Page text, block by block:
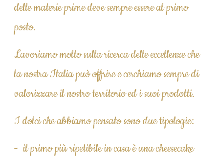
delle materie prime deve sempre essere al primo
posto.
Lavoriamo molto sulla ricerca delle eccellenze che
la nostra Italia può offrire e cerchiamo sempre di
valorizzare il nostro territorio ed i suoi prodotti.
I dolci che abbiamo pensato sono due tipologie:
-  il primo più ripetibile in casa è una cheesecake